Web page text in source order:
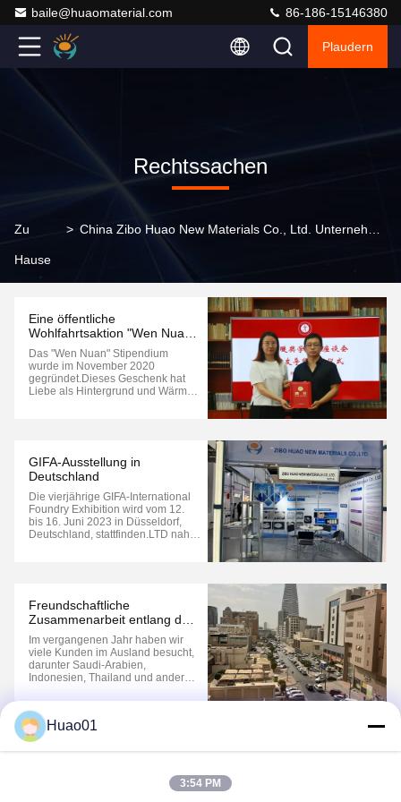
baile@huaomaterial.com 86-186-15146380
Plaudern
Rechtssachen
Zu
Hause
>
Eine öffentliche
Wohlfahrtsaktion "Wen Nuan"
Stipendium für Studenten
Das "Wen Nuan" Stipendium
wurde im November 2020
gegründet.Dieses Geschenk hat
Liebe als Hintergrund und Wärme
gegenüber seiner Alma Mater ...
GIFA-Ausstellung in
Deutschland
Die vierjährige GIFA-International
Foundry Exhibition wird vom 12.
bis 16. Juni 2023 in Düsseldorf,
Deutschland, stattfinden.LTD nahm
Aluminiumoxidindustrie...
Freundschaftliche
Zusammenarbeit entlang der
Handelsrouten "Gürtel und
Straße"
Im vergangenen Jahr haben wir
viele Kunden im Ausland besucht,
darunter Saudi-Arabien,
Indonesien, Thailand und andere
Zusammenarbeit in
Aluminiumkeramikprodukten
erreicht.In unserer Freizeit gingen
wir auch zusammen einkaufen und
genossen entspannte Momente,
Huao01
3:54 PM